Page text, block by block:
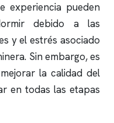
experiencia pueden
debido a las
y el estrés asociado
Sin embargo, es
la calidad del
en todas las etapas